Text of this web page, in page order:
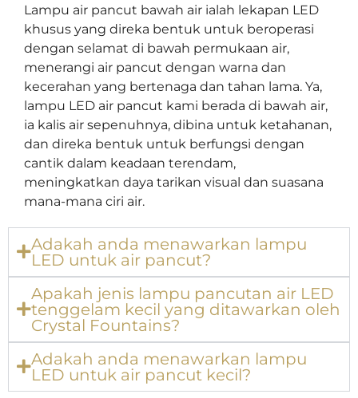
Lampu air pancut bawah air ialah lekapan LED
khusus yang direka bentuk untuk beroperasi
dengan selamat di bawah permukaan air,
menerangi air pancut dengan warna dan
kecerahan yang bertenaga dan tahan lama. Ya,
lampu LED air pancut kami berada di bawah air,
ia kalis air sepenuhnya, dibina untuk ketahanan,
dan direka bentuk untuk berfungsi dengan
cantik dalam keadaan terendam,
meningkatkan daya tarikan visual dan suasana
mana-mana ciri air.
Adakah anda menawarkan lampu
LED untuk air pancut?
Apakah jenis lampu pancutan air LED
tenggelam kecil yang ditawarkan oleh
Crystal Fountains?
Adakah anda menawarkan lampu
LED untuk air pancut kecil?